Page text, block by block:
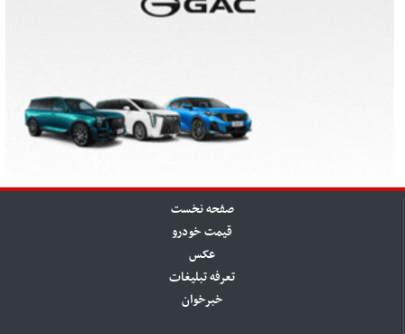
صفحه نخست
قیمت خودرو
عکس
تعرفه تبلیغات
خبرخوان